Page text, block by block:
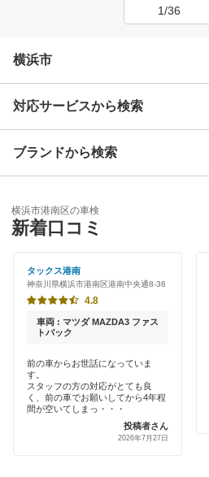
1/36
横浜市
横浜市青葉区
横浜市泉区
横浜市磯子区
横浜市神奈川区
横浜市金沢区
横浜市港北区
横浜市栄区
横浜市瀬谷区
横浜市都筑区
対応サービスから検索
Award 受賞店
特典あり
新車初回割りあり
早割りあり
土日祝OK
ブランドから検索
「車検の速太郎」
アップル車検
オートバックス
中部自動車販売（チューブ＆BCN）
車検館
出光リテール車検
横浜市港南区の車検
新着口コミ
タックス港南
神奈川県横浜市港南区港南中央通8-36
4.8
車両 : マツダ MAZDA3 ファス
トバック
前の車からお世話になっていま
す。
スタッフの方の対応がとても良
く、前の車でお願いしてから4年程
間が空いてしまっ・・・
投稿者さん
2026年7月27日